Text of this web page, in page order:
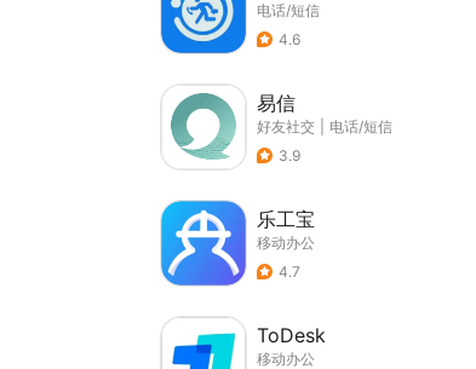
电话/短信
4.6
易信
好友社交
电话/短信
3.9
乐工宝
移动办公
4.7
ToDesk
移动办公